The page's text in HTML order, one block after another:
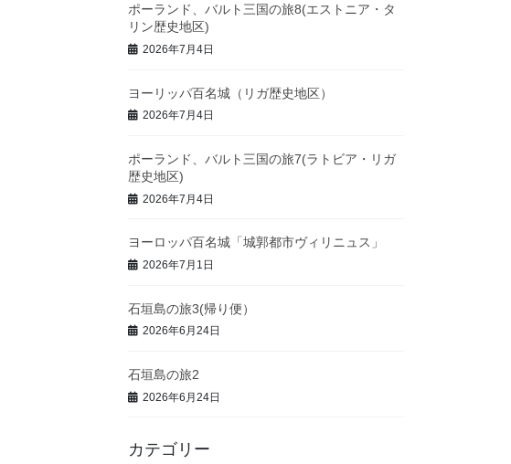
ポーランド、バルト三国の旅8(エストニア・タ
リン歴史地区)
2026年7月4日
ヨーリッパ百名城（リガ歴史地区）
2026年7月4日
ポーランド、バルト三国の旅7(ラトビア・リガ
歴史地区)
2026年7月4日
ヨーロッパ百名城「城郭都市ヴィリニュス」
2026年7月1日
石垣島の旅3(帰り便）
2026年6月24日
石垣島の旅2
2026年6月24日
カテゴリー